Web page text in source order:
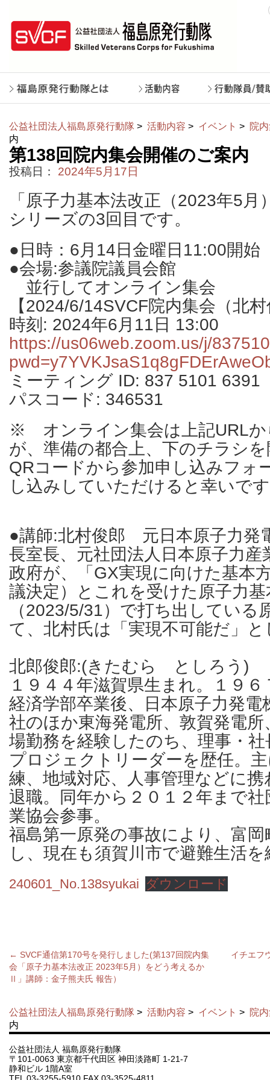
公益社団法人福島原発行動隊 > 活動内容 > イベント > 院
内
第138回院内集会開催のご案内
投稿日： 2024年5月17日
「原子力基本法改正（2023年5
シリーズの3回目です。
●日時：6月14日金曜日11:00開始
●会場:参議院議員会館
並行してオンライン集会
【2024/6/14SVCF院内集会（北
時刻: 2024年6月11日 13:00
https://us06web.zoom.us/j/
ミーティング ID: 837 5101 6391
パスコード: 346531
※ オンライン集会は上記URLか
が、準備の都合上、下のチラシ
QRコードから参加申し込みフォ
し込みしていただけると幸いで
●講師:北村俊郎 元日本原子力発
長室長、元社団法人日本原子力産
政府が、「GX実現に向けた基本
議決定）とこれを受けた原子力基
（2023/5/31）で打ち出している
て、北村氏は「実現不可能だ」
北郎俊郎:(きたむら としろう)
１９４４年滋賀県生まれ。１９
経済学部卒業後、日本原子力発電
社のほか東海発電所、敦賀発電
場勤務を経験したのち、理事・
プロジェクトリーダーを歴任。
練、地域対応、人事管理などに
退職。同年から２０１２年まで
業協会参事。
福島第一原発の事故により、富
し、現在も須賀川市で避難生活
240601_No.138syukai ダウンロード
← SVCF通信第170号を発行しました(第137回院内集
会「原子力基本法改正 2023年5月）をどう考えるか
Ⅱ」講師：金子熊夫氏 報告）
イチエフ
公益社団法人福島原発行動隊 > 活動内容 > イベント > 院
内
公益社団法人 福島原発行動隊
〒101-0063 東京都千代田区 神田淡路町 1-21-7
静和ビル 1階A室